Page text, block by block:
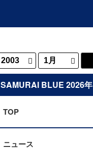
SAMURAI BLUE 2026年
TOP
ニュース